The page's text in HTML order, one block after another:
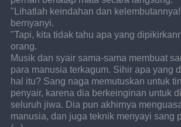
"Lihatlah keindahan dan
bernyanyi.
"Tapi, kita tidak tahu apa yang
orang.
Musik dan syair sama-sama membuat
para manusia terkagum. Sihir apa yang
hal itu? Sang naga memutuskan untuk
penyair, karena dia berkeinginan untuk
seluruh jiwa. Dia pun akhirnya
manusia, dan juga teknik menyayi sang